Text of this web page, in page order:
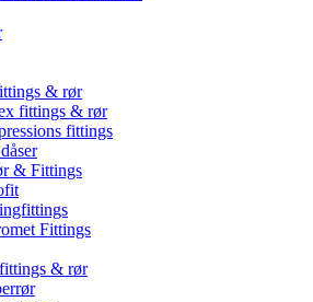
& rør
fittings & rør
fittings
& Fittings
Fittings
& rør